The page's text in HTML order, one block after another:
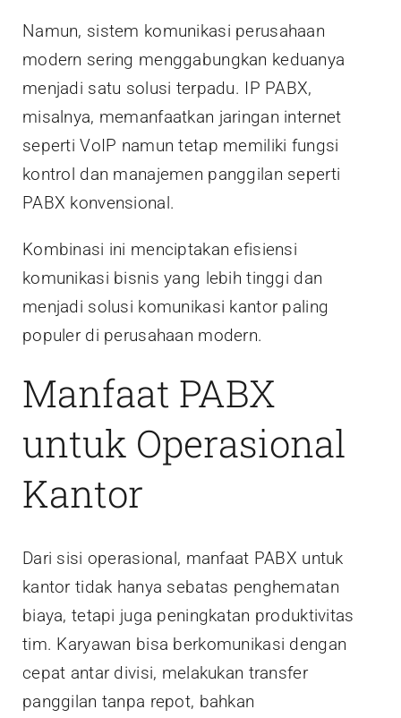
Namun, sistem komunikasi perusahaan
modern sering menggabungkan keduanya
menjadi satu solusi terpadu. IP PABX,
misalnya, memanfaatkan jaringan internet
seperti VoIP namun tetap memiliki fungsi
kontrol dan manajemen panggilan seperti
PABX konvensional.
Kombinasi ini menciptakan efisiensi
komunikasi bisnis yang lebih tinggi dan
menjadi solusi komunikasi kantor paling
populer di perusahaan modern.
Manfaat PABX
untuk Operasional
Kantor
Dari sisi operasional, manfaat PABX untuk
kantor tidak hanya sebatas penghematan
biaya, tetapi juga peningkatan produktivitas
tim. Karyawan bisa berkomunikasi dengan
cepat antar divisi, melakukan transfer
panggilan tanpa repot, bahkan